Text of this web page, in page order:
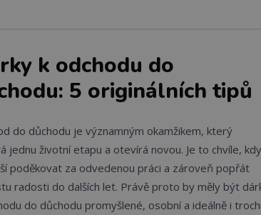
k odchodu do
5 originálních tipů
do důchodu je významným okamžikem, který
jednu životní etapu a otevírá novou. Je to chvíle, kdy
poděkovat za odvedenou práci a zároveň popřát
radosti do dalších let. Právě proto by měly být
do důchodu promyšlené, osobní a ideálně i